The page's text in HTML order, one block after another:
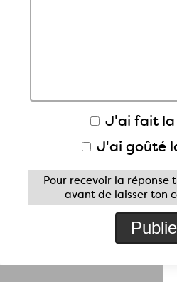
J'ai fait la
J'ai goûté
Pour recevoir la réponse
avant de laisser ton